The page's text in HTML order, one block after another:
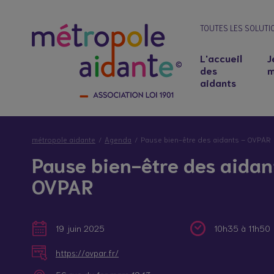
TOUTES LES
L'accueil
des
aidants
métropole aidante Agenda Pause bien-être des aidants – OVPAR
Pause bien-être des
OVPAR
19 juin 2025 10h35 à 11h50
https://ovpar.fr/